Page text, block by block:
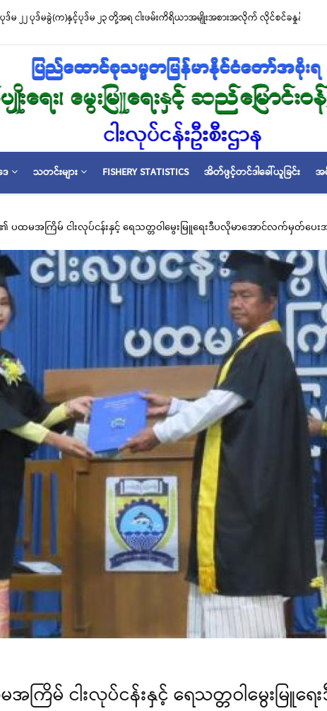
မ ၂၃ တို့အရ ငါးဖမ်းကိရိယာအမျိုးအစားအလိုက် လိုင်စင်ခနှုန်းထားများကို အောက်ပါ
ေ သတင်းများ FISHERY STATISTICS အိတ်ဖွင့်တင်ဒါခေါ်ယူခြင်း အ
၏ ပထမအကြိမ် ငါးလုပ်ငန်းနှင့် ရေသတ္တဝါမွေးမြူရေးဒီပလိုမာအောင်လက်မှတ်ပေး
အကြိမ် ငါးလုပ်ငန်းနှင့် ရေသတ္တဝါမွေးမ